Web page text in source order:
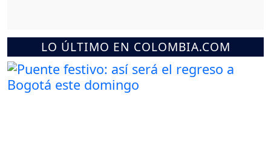
LO ÚLTIMO EN COLOMBIA.COM